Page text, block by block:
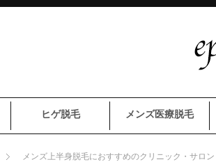
ヒゲ脱毛 メンズ医療脱毛
メンズ上半身脱毛におすすめのクリニック・サロ